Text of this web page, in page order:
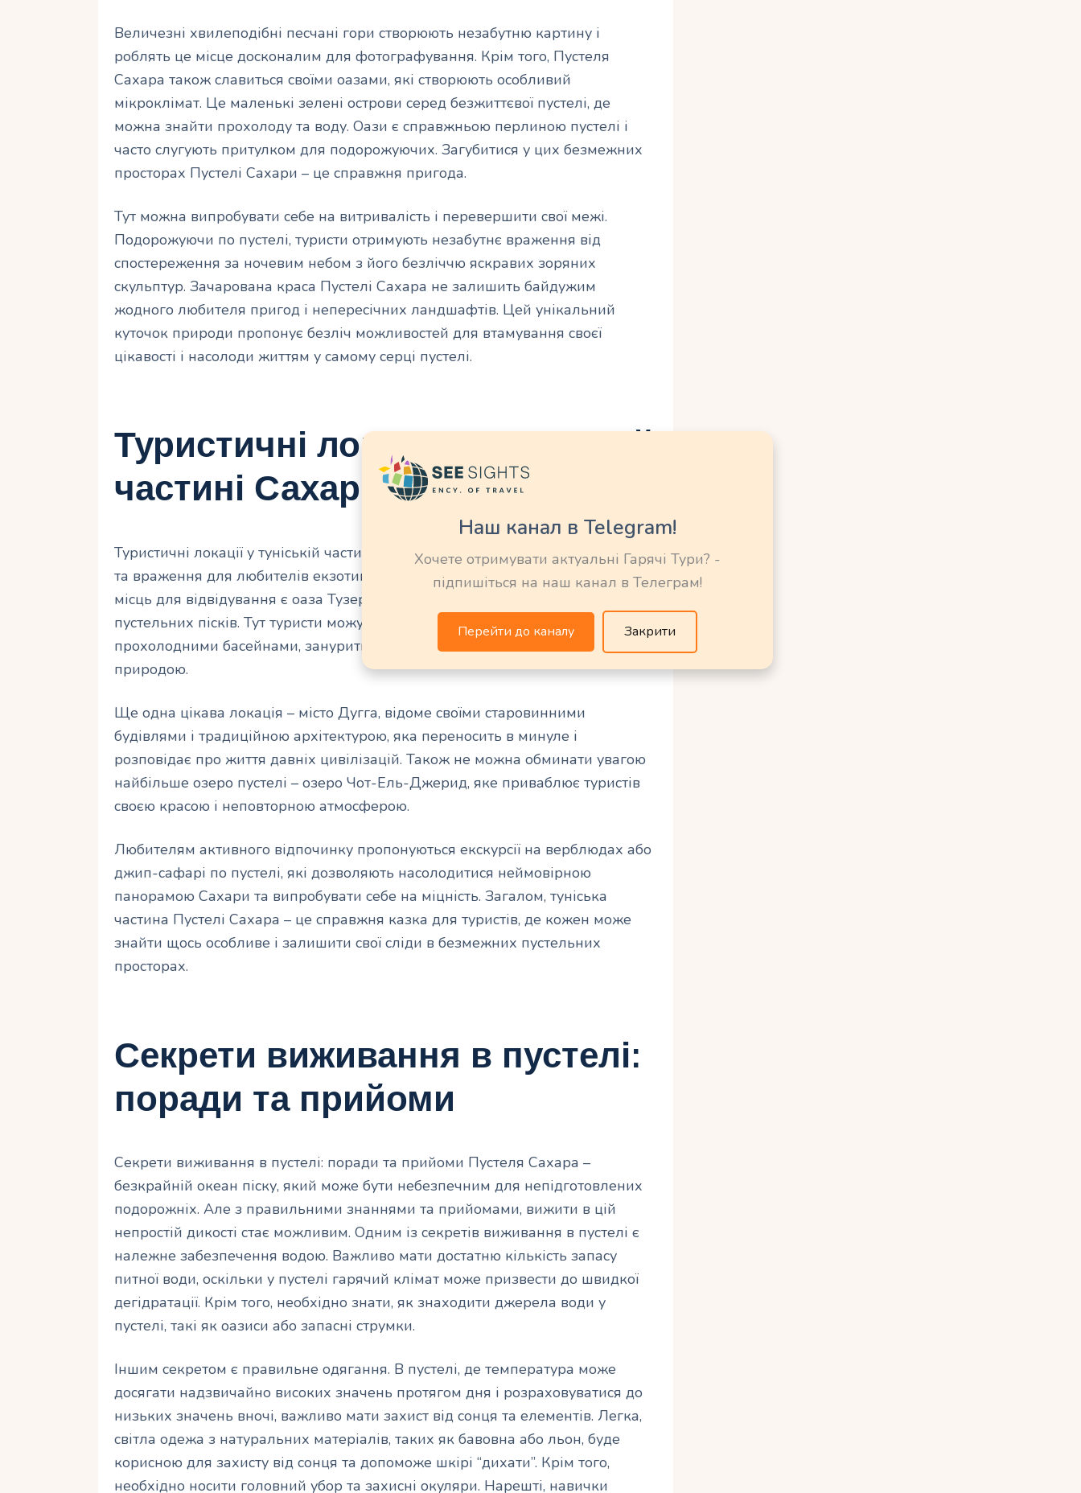
Величезні хвилеподібні песчані гори створюють незабутню картину і
роблять це місце досконалим для фотографування. Крім того, Пустеля
Сахара також славиться своїми оазами, які створюють особливий
мікроклімат. Це маленькі зелені острови серед безжиттєвої пустелі, де
можна знайти прохолоду та воду. Оази є справжньою перлиною пустелі і
часто слугують притулком для подорожуючих. Загубитися у цих безмежних
просторах Пустелі Сахари – це справжня пригода.
Тут можна випробувати себе на витривалість і перевершити свої межі.
Подорожуючи по пустелі, туристи отримують незабутнє враження від
спостереження за ночевим небом з його безліччю яскравих зоряних
скульптур. Зачарована краса Пустелі Сахара не залишить байдужим
жодного любителя пригод і непересічних ландшафтів. Цей унікальний
куточок природи пропонує безліч можливостей для втамування своєї
цікавості і насолоди життям у самому серці пустелі.
Туристичні локакції у туніській
частині Сахари
Туристичні локації у туніській частині Сахари пропонують незабутні пригоди
та враження для любителів екзотики та природи. Одним з найпопулярніших
місць для відвідування є оаза Тузер, розташована серед безмежних
пустельних пісків. Тут туристи можуть насолодитися приємними
прохолодними басейнами, зануритися в атмосферу спокою та гармонії з
природою.
Ще одна цікава локація – місто Дугга, відоме своїми старовинними
будівлями і традиційною архітектурою, яка переносить в минуле і
розповідає про життя давніх цивілізацій. Також не можна обминати увагою
найбільше озеро пустелі – озеро Чот-Ель-Джерид, яке приваблює туристів
своєю красою і неповторною атмосферою.
Любителям активного відпочинку пропонуються екскурсії на верблюдах або
джип-сафарі по пустелі, які дозволяють насолодитися неймовірною
панорамою Сахари та випробувати себе на міцність. Загалом, туніська
частина Пустелі Сахара – це справжня казка для туристів, де кожен може
знайти щось особливе і залишити свої сліди в безмежних пустельних
просторах.
Секрети виживання в пустелі:
поради та прийоми
Секрети виживання в пустелі: поради та прийоми Пустеля Сахара –
безкрайній океан піску, який може бути небезпечним для непідготовлених
подорожніх. Але з правильними знаннями та прийомами, вижити в цій
непростій дикості стає можливим. Одним із секретів виживання в пустелі є
належне забезпечення водою. Важливо мати достатню кількість запасу
питної води, оскільки у пустелі гарячий клімат може призвести до швидкої
дегідратації. Крім того, необхідно знати, як знаходити джерела води у
пустелі, такі як оазиси або запасні струмки.
Іншим секретом є правильне одягання. В пустелі, де температура може
досягати надзвичайно високих значень протягом дня і розраховуватися до
низьких значень вночі, важливо мати захист від сонця та елементів. Легка,
світла одежа з натуральних матеріалів, таких як бавовна або льон, буде
корисною для захисту від сонця та допоможе шкірі “дихати”. Крім того,
необхідно носити головний убор та захисні окуляри. Нарешті, навички
Наш канал в Telegram!
Хочете отримувати актуальні Гарячі Тури? -
підпишіться на наш канал в Телеграм!
Перейти до каналу Закрити